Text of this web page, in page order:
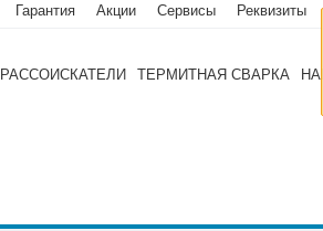
Гарантия Акции Сервисы Реквизиты
ТЕРМИТНАЯ СВАРКА